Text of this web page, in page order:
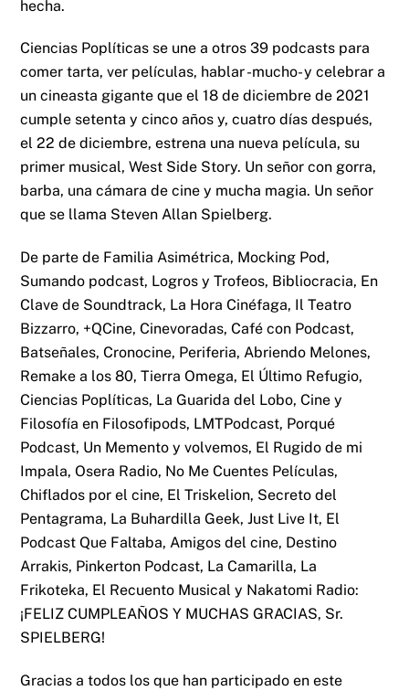
hecha.
Ciencias Poplíticas se une a otros 39 podcasts para
comer tarta, ver películas, hablar -mucho- y celebrar a
un cineasta gigante que el 18 de diciembre de 2021
cumple setenta y cinco años y, cuatro días después,
el 22 de diciembre, estrena una nueva película, su
primer musical, West Side Story. Un señor con gorra,
barba, una cámara de cine y mucha magia. Un señor
que se llama Steven Allan Spielberg.
De parte de Familia Asimétrica, Mocking Pod,
Sumando podcast, Logros y Trofeos, Bibliocracia, En
Clave de Soundtrack, La Hora Cinéfaga, Il Teatro
Bizzarro, +QCine, Cinevoradas, Café con Podcast,
Batseñales, Cronocine, Periferia, Abriendo Melones,
Remake a los 80, Tierra Omega, El Último Refugio,
Ciencias Poplíticas, La Guarida del Lobo, Cine y
Filosofía en Filosofipods, LMTPodcast, Porqué
Podcast, Un Memento y volvemos, El Rugido de mi
Impala, Osera Radio, No Me Cuentes Películas,
Chiflados por el cine, El Triskelion, Secreto del
Pentagrama, La Buhardilla Geek, Just Live It, El
Podcast Que Faltaba, Amigos del cine, Destino
Arrakis, Pinkerton Podcast, La Camarilla, La
Frikoteka, El Recuento Musical y Nakatomi Radio:
¡FELIZ CUMPLEAÑOS Y MUCHAS GRACIAS, Sr.
SPIELBERG!
Gracias a todos los que han participado en este